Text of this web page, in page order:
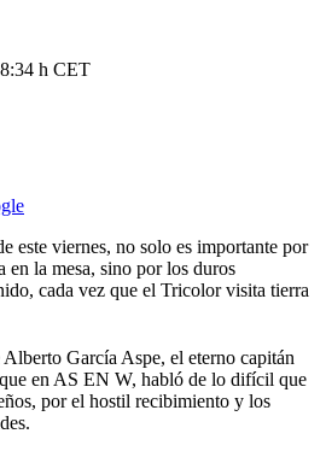
h CET
este viernes, no solo es importante por
en la mesa, sino por los duros
cada vez que el Tricolor visita tierra
García Aspe, el eterno capitán
en AS EN W, habló de lo difícil que
por el hostil recibimiento y los